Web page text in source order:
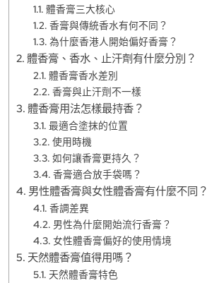
體香膏三大核心
香膏與傳統香水有何不同？
為什麼香港人開始偏好香膏？
體香膏、香水、止汗劑有什麼分別？
體香膏香水差別
香膏與止汗劑不一樣
體香膏用法怎樣最持香？
最適合塗抹的位置
使用時機
如何讓香膏更持久？
香膏適合放手袋嗎？
男性體香膏與女性體香膏有什麼不同？
香調差異
男性為什麼開始流行香膏？
女性體香膏偏好的使用情境
天然體香膏值得用嗎？
天然體香膏特色